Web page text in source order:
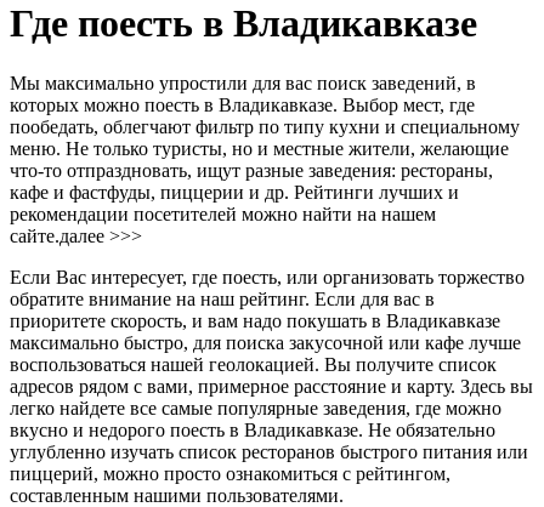
Где поесть в Владикавказе
Мы максимально упростили для вас поиск заведений, в
которых можно поесть в Владикавказе. Выбор мест, где
пообедать, облегчают фильтр по типу кухни и специальному
меню. Не только туристы, но и местные жители, желающие
что-то отпраздновать, ищут разные заведения: рестораны,
кафе и фастфуды, пиццерии и др. Рейтинги лучших и
рекомендации посетителей можно найти на нашем
сайте.далее >>>
Если Вас интересует, где поесть, или организовать торжество
обратите внимание на наш рейтинг. Если для вас в
приоритете скорость, и вам надо покушать в Владикавказе
максимально быстро, для поиска закусочной или кафе лучше
воспользоваться нашей геолокацией. Вы получите список
адресов рядом с вами, примерное расстояние и карту. Здесь вы
легко найдете все самые популярные заведения, где можно
вкусно и недорого поесть в Владикавказе. Не обязательно
углубленно изучать список ресторанов быстрого питания или
пиццерий, можно просто ознакомиться с рейтингом,
составленным нашими пользователями.